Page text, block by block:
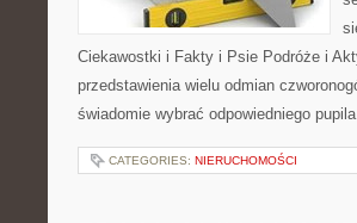
Ciekawostki i Fakty i Psie Podróże i
przedstawienia wielu odmian
świadomie wybrać odpowiedniego
CATEGORIES: NIERUCHOMOŚCI